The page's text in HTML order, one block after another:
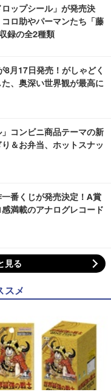
ップシール」が発売決
ロ助やパーマンたち「藤
録の全2種類
8月17日発売！がしゃどく
、奥深い世界観が最高に
」コンビニ商品テーマの新
＆お弁当、ホットスナッ
一番くじが発売決定！A賞
満載のアナログレコード
見る
スメ